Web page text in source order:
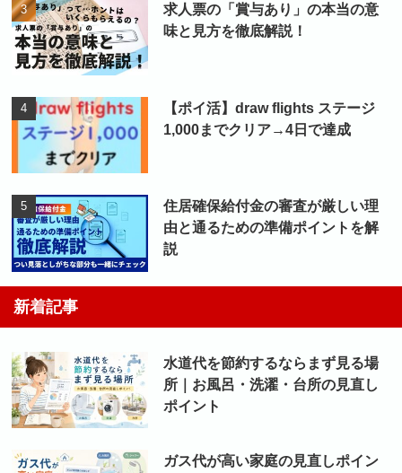
求人票の「賞与あり」の本当の意
味と見方を徹底解説！
【ポイ活】draw flights ステージ
1,000までクリア→4日で達成
住居確保給付金の審査が厳しい理
由と通るための準備ポイントを解
説
新着記事
水道代を節約するならまず見る場
所｜お風呂・洗濯・台所の見直し
ポイント
ガス代が高い家庭の見直しポイン